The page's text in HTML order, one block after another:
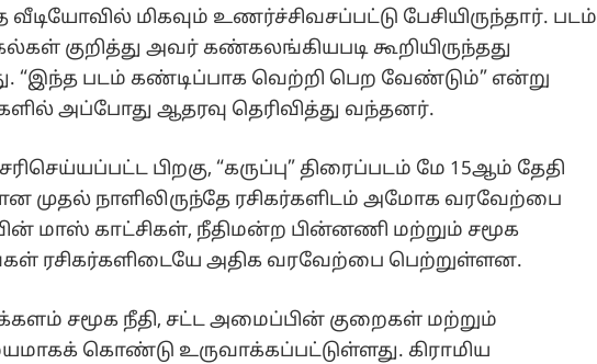
மிகவும் உணர்ச்சிவசப்பட்டு பேசியிருந்தார். படம்
குறித்து அவர் கண்கலங்கியபடி கூறியிருந்தது
“இந்த படம் கண்டிப்பாக வெற்றி பெற வேண்டும்” என்று
அப்போது ஆதரவு தெரிவித்து வந்தனர்.
பிறகு, “கருப்பு” திரைப்படம் மே 15ஆம் தேதி
முதல் நாளிலிருந்தே ரசிகர்களிடம் அமோக வரவேற்பை
மாஸ் காட்சிகள், நீதிமன்ற பின்னணி மற்றும் சமூக
ரசிகர்களிடையே அதிக வரவேற்பை பெற்றுள்ளன.
சமூக நீதி, சட்ட அமைப்பின் குறைகள் மற்றும்
கொண்டு உருவாக்கப்பட்டுள்ளது. கிராமிய